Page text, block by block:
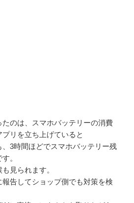
のは、スマホバッテリーの消費
リを立ち上げていると
3時間ほどでスマホバッテリー残
。
見られます。
告してショップ側でも対策を検